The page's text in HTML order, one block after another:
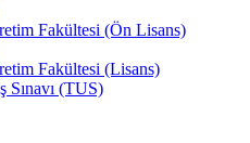
Fakültesi (Ön Lisans)
Fakültesi (Lisans)
Sınavı (TUS)